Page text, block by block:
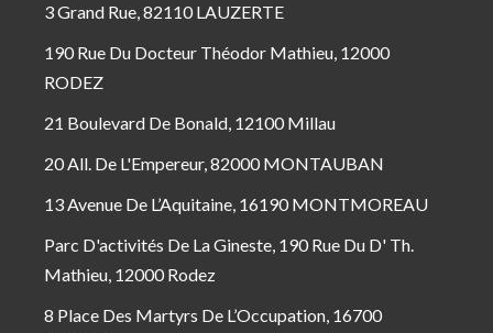
3 Grand Rue, 82110 LAUZERTE
190 Rue Du Docteur Théodor Mathieu, 12000
RODEZ
21 Boulevard De Bonald, 12100 Millau
20 All. De L'Empereur, 82000 MONTAUBAN
13 Avenue De L’Aquitaine, 16190 MONTMOREAU
Parc D'activités De La Gineste, 190 Rue Du D' Th.
Mathieu, 12000 Rodez
8 Place Des Martyrs De L’Occupation, 16700